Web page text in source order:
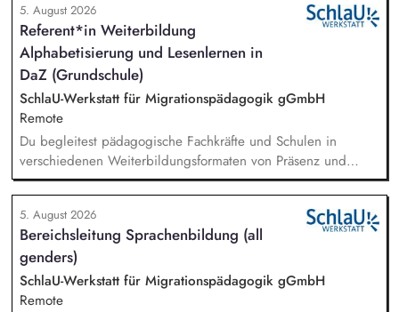
5. August 2026
Referent*in Weiterbildung
Alphabetisierung und Lesenlernen in
DaZ (Grundschule)
SchlaU-Werkstatt für Migrationspädagogik gGmbH
Remote
Du begleitest pädagogische Fachkräfte und Schulen in
verschiedenen Weiterbildungsformaten von Präsenz und
Online-Workshops bis hin zu pädogischen Tagen und erstellst
Online-Selbstlernkurse für unsere Plattform schlau-lernen.org.
Die inhaltlichen Schwerpunkte liegen dabei auf den
Bereichen Lesen lernen, Mehrsprachigkeitsbewusstsein und
Alphabetisierung in der Grundschule.
5. August 2026
Bereichsleitung Sprachenbildung (all
genders)
SchlaU-Werkstatt für Migrationspädagogik gGmbH
Remote